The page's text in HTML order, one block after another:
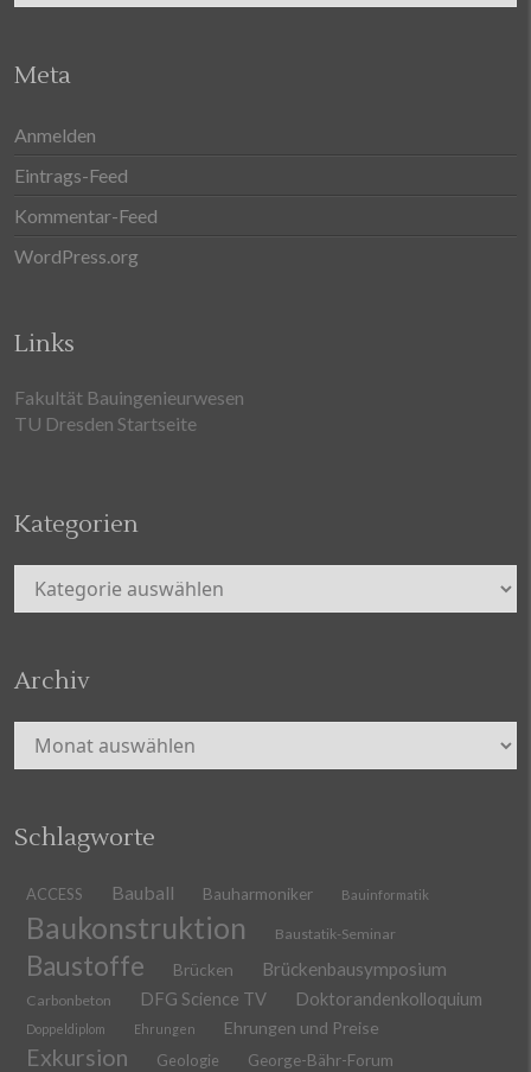
Meta
Anmelden
Eintrags-Feed
Kommentar-Feed
WordPress.org
Links
Fakultät Bauingenieurwesen
TU Dresden Startseite
Kategorien
Kategorien
Archiv
Archiv
Schlagworte
ACCESS Bauball Bauharmoniker Bauinformatik
Baukonstruktion Baustatik-Seminar
Baustoffe Brücken Brückenbausymposium
Carbonbeton DFG Science TV Doktorandenkolloquium
Doppeldiplom Ehrungen Ehrungen und Preise
Exkursion Geologie George-Bähr-Forum